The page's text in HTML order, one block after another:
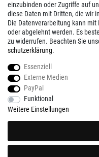
einzubinden oder Zugriffe auf
diese Daten mit Dritten, die wir
Die Datenverarbeitung kann
oder abgelehnt werden. Es
zu widerrufen. Beachten Sie
schutz­erklärung.
Essenziell
Externe Medien
PayPal
Funktional
Weitere Einstellungen